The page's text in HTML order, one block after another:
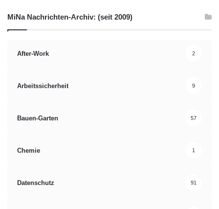
Spezialist für Sicherheitstechnik
MiNa Nachrichten-Archiv: (seit 2009)
After-Work 2
Arbeitssicherheit 9
Bauen-Garten 57
Chemie 1
Datenschutz 91